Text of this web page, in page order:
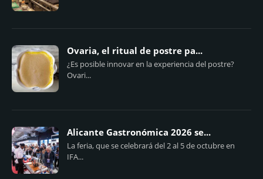
Ovaria, el ritual de postre pa...
¿Es posible innovar en la experiencia del postre?
Ovari...
Alicante Gastronómica 2026 se...
La feria, que se celebrará del 2 al 5 de octubre en
IFA...